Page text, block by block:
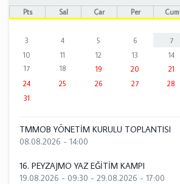
Pts Sal Çar Per Cum
3
4 5 6 7
10
11 12 13 14
17
18 19 20 21
24
25 26 27 28
31
TMMOB YÖNETİM KURULU TOPLANTISI
08.08.2026 - 14:00
16. PEYZAJMO YAZ EĞİTİM KAMPI
19.08.2026 - 09:30 - 29.08.2026 - 17:00